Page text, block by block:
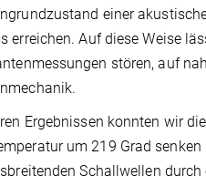
einer
erreichen. Auf diese Weise
stören, auf
Ergebnissen konnten wir
um 219 Grad
Schallwellen